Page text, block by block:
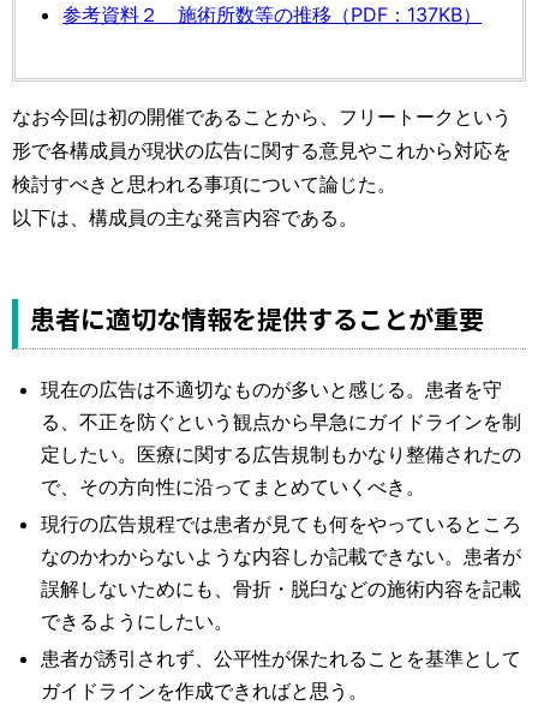
参考資料２ 施術所数等の推移（PDF：137KB）
なお今回は初の開催であることから、フリートークという
形で各構成員が現状の広告に関する意見やこれから対応を
検討すべきと思われる事項について論じた。
以下は、構成員の主な発言内容である。
患者に適切な情報を提供することが重要
現在の広告は不適切なものが多いと感じる。患者を守
る、不正を防ぐという観点から早急にガイドラインを制
定したい。医療に関する広告規制もかなり整備されたの
で、その方向性に沿ってまとめていくべき。
現行の広告規程では患者が見ても何をやっているところ
なのかわからないような内容しか記載できない。患者が
誤解しないためにも、骨折・脱臼などの施術内容を記載
できるようにしたい。
患者が誘引されず、公平性が保たれることを基準として
ガイドラインを作成できればと思う。